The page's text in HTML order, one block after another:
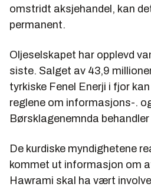
omstridt aksjehandel, kan
permanent.
Oljeselskapet har opplevd
siste. Salget av 43,9
tyrkiske Fenel Enerji i fjor
reglene om informasjons-.
Børsklagenemnda behandler
De kurdiske myndighetene
kommet ut informasjon om
Hawrami skal ha vært